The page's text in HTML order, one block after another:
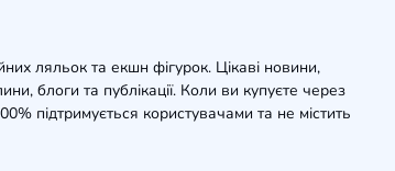
ляльок та екшн фігурок. Цікаві новини,
блоги та публікації. Коли ви купуєте через
підтримується користувачами та не містить